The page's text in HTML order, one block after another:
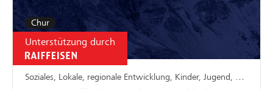
Chur
Unterstützung durch
Soziales, Lokale, regionale Entwicklung, Kinder, Jugend, Familie